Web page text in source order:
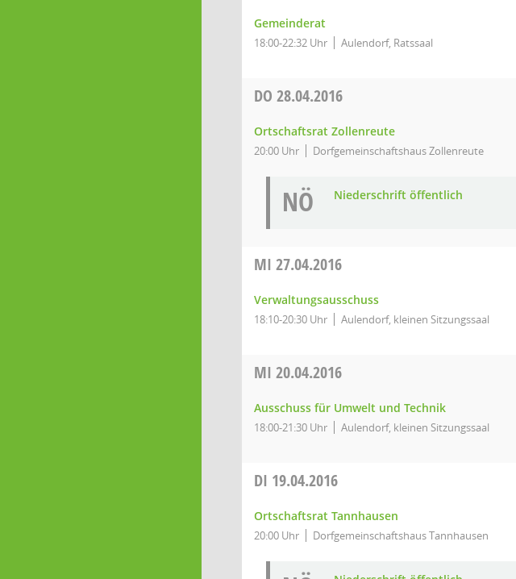
Gemeinderat
18:00-22:32 Uhr Aulendorf, Ratssaal
DO 28.04.2016
Ortschaftsrat Zollenreute
20:00 Uhr Dorfgemeinschaftshaus Zollenreute
NÖ Niederschrift öffentlich
MI 27.04.2016
Verwaltungsausschuss
18:10-20:30 Uhr Aulendorf, kleinen Sitzungssaal
MI 20.04.2016
Ausschuss für Umwelt und Technik
18:00-21:30 Uhr Aulendorf, kleinen Sitzungssaal
DI 19.04.2016
Ortschaftsrat Tannhausen
20:00 Uhr Dorfgemeinschaftshaus Tannhausen